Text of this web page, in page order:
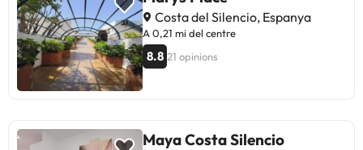
Costa del Silencio, Espanya
A 0,21 mi del centre
8.8 21 opinions
Maya Costa Silencio